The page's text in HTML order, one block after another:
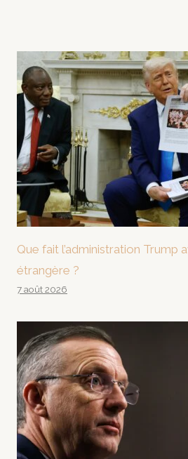
Que fait l’administration Trump
étrangère ?
7 août 2026